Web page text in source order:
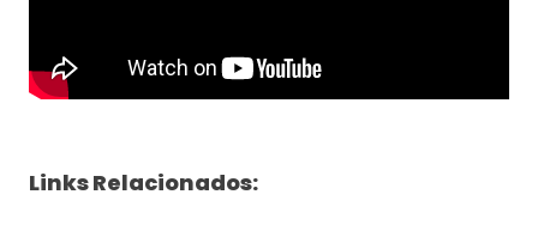
Links Relacionados: